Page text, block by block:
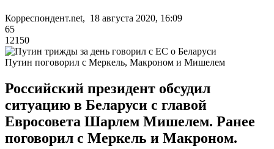
Корреспондент.net, 18 августа 2020, 16:09
65
12150
Путин поговорил с Меркель, Макроном и Мишелем
Российский президент обсудил
ситуацию в Беларуси с главой
Евросовета Шарлем Мишелем. Ранее
поговорил с Меркель и Макроном.